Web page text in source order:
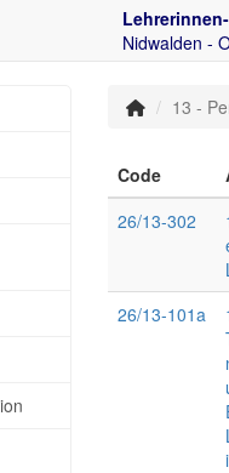
Nidwalden -
13 -
Code
26/13-302
26/13-101a